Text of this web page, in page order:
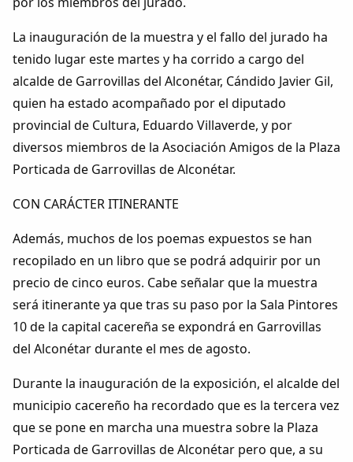
La inauguración de la muestra y el fallo del jurado ha
tenido lugar este martes y ha corrido a cargo del
alcalde de Garrovillas del Alconétar, Cándido Javier Gil,
quien ha estado acompañado por el diputado
provincial de Cultura, Eduardo Villaverde, y por
diversos miembros de la Asociación Amigos de la Plaza
Porticada de Garrovillas de Alconétar.
CON CARÁCTER ITINERANTE
Además, muchos de los poemas expuestos se han
recopilado en un libro que se podrá adquirir por un
precio de cinco euros. Cabe señalar que la muestra
será itinerante ya que tras su paso por la Sala Pintores
10 de la capital cacereña se expondrá en Garrovillas
del Alconétar durante el mes de agosto.
Durante la inauguración de la exposición, el alcalde del
municipio cacereño ha recordado que es la tercera vez
que se pone en marcha una muestra sobre la Plaza
Porticada de Garrovillas de Alconétar pero que, a su